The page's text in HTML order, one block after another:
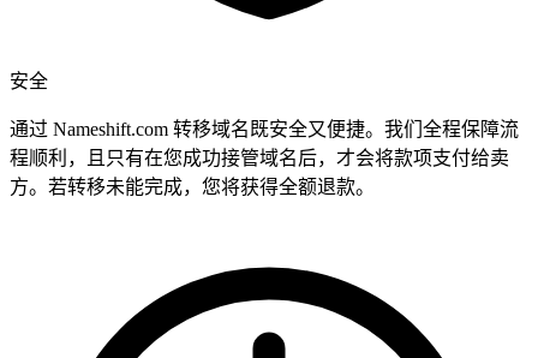
安全
通过 Nameshift.com 转移域名既安全又便捷。我们全程保障流
程顺利，且只有在您成功接管域名后，才会将款项支付给卖
方。若转移未能完成，您将获得全额退款。